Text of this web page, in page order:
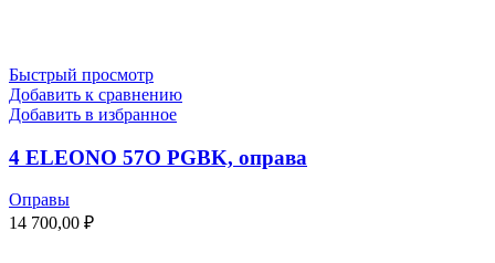
Быстрый просмотр
Добавить к сравнению
Добавить в избранное
4 ELEONO 57O PGBK, оправа
Оправы
14 700,00 ₽